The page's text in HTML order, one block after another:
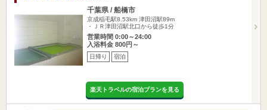
千葉県 / 船橋市
京成稲毛駅8.53km 津田沼駅89m
・ＪＲ津田沼駅北口から徒歩1分
営業時間 0:00～24:00
入浴料金 800円～
日帰り 宿泊
楽天トラベルの宿泊プランを見る